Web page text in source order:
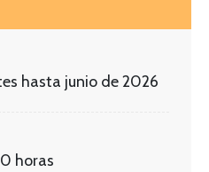
hasta junio de 2026
horas